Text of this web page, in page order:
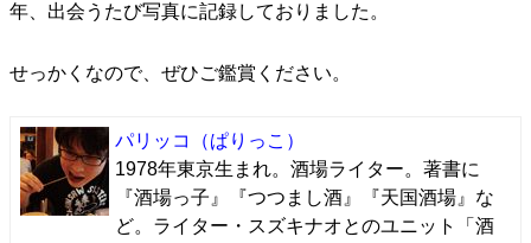
年、出会うたび写真に記録しておりました。
せっかくなので、ぜひご鑑賞ください。
パリッコ
（ぱりっこ）
1978年東京生まれ。酒場ライター。著書に
『酒場っ子』『つつまし酒』『天国酒場』な
ど。ライター・スズキナオとのユニット「酒